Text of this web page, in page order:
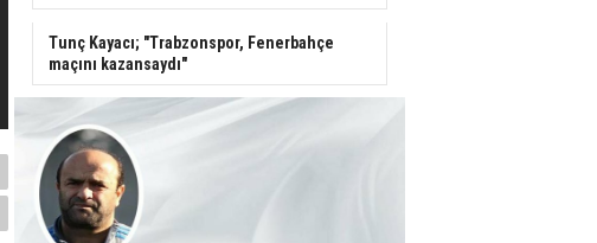
Tunç Kayacı; "Trabzonspor, Fenerbahçe
maçını kazansaydı"